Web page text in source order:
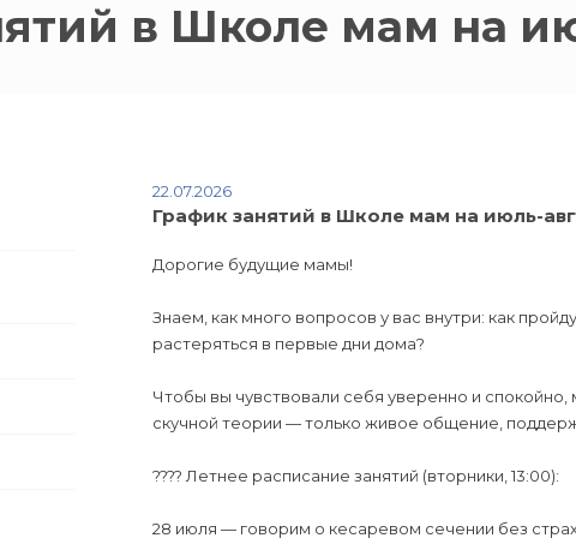
в Школе мам на
22.07.2026
График занятий в Школе мам на июль-
Дорогие будущие мамы!
Знаем, как много вопросов у вас внутри: как
растеряться в первые дни дома?
Чтобы вы чувствовали себя уверенно и
скучной теории — только живое общение,
???? Летнее расписание занятий (вторники, 13:00):
28 июля — говорим о кесаревом сечении без